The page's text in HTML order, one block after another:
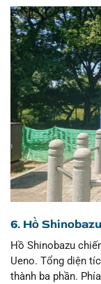
6. Hồ
Hồ Shinobazu
Ueno. Tổng diện
thành ba phần.